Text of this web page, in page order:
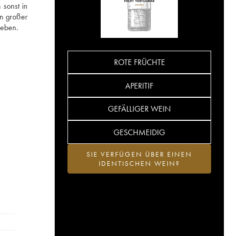
in
großer
ROTE FRÜCHTE
APERITIF
GEFÄLLIGER WEIN
GESCHMEIDIG
SIE VERFÜGEN ÜBER EINEN
IDENTISCHEN WEIN?